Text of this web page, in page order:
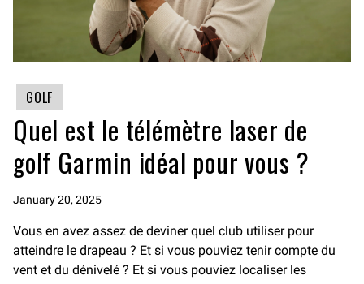
GOLF
Quel est le télémètre laser de
golf Garmin idéal pour vous ?
January 20, 2025
Vous en avez assez de deviner quel club utiliser pour
atteindre le drapeau ? Et si vous pouviez tenir compte du
vent et du dénivelé ? Et si vous pouviez localiser les